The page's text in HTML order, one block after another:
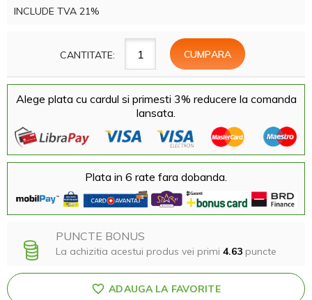
INCLUDE TVA 21%
CANTITATE:
Alege plata cu cardul si primesti 3% reducere la comanda
lansata.
Plata in 6 rate fara dobanda.
PUNCTE BONUS
La achizitia acestui produs vei primi 4.63 puncte
ADAUGA LA FAVORITE